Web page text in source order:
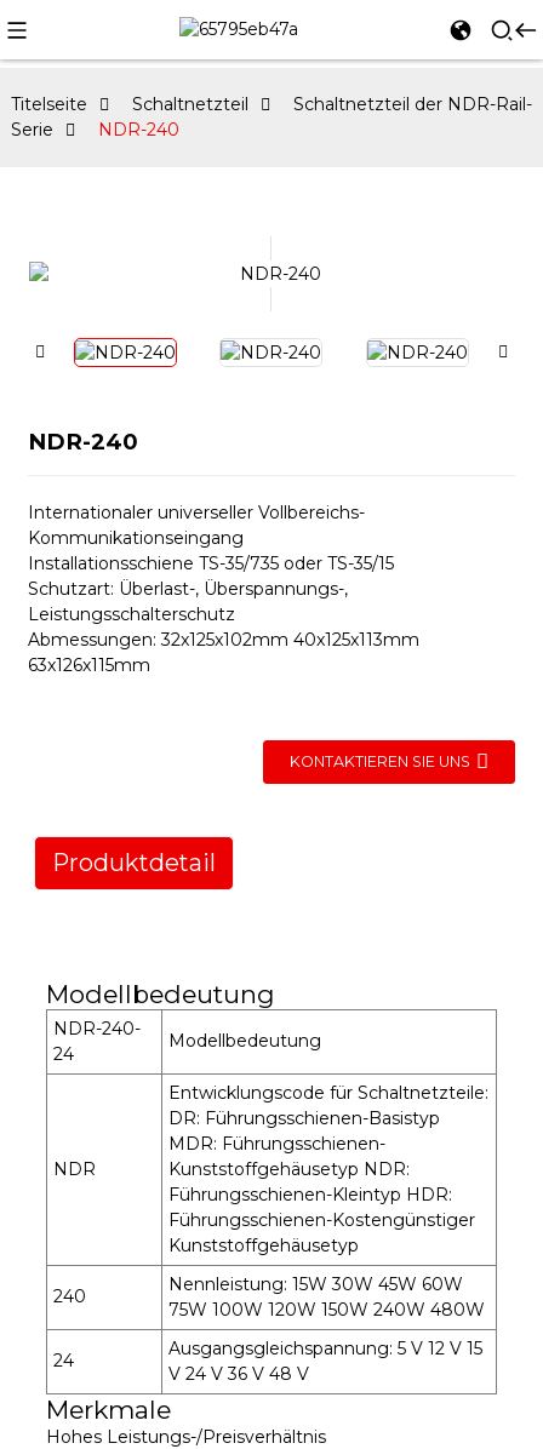
Titelseite Schaltnetzteil
Schaltnetzteil der NDR-Rail-
Serie
NDR-240
NDR-240
Internationaler universeller Vollbereichs-
Kommunikationseingang
Installationsschiene TS-35/735 oder TS-35/15
Schutzart: Überlast-, Überspannungs-,
Leistungsschalterschutz
Abmessungen: 32x125x102mm 40x125x113mm
63x126x115mm
KONTAKTIEREN SIE UNS
Produktdetail
Modellbedeutung
NDR-240-
24
Modellbedeutung
NDR
Entwicklungscode für Schaltnetzteile:
DR: Führungsschienen-Basistyp
MDR: Führungsschienen-
Kunststoffgehäusetyp NDR:
Führungsschienen-Kleintyp HDR:
Führungsschienen-Kostengünstiger
Kunststoffgehäusetyp
240
Nennleistung: 15W 30W 45W 60W
75W 100W 120W 150W 240W 480W
24
Ausgangsgleichspannung: 5 V 12 V 15
V 24 V 36 V 48 V
Merkmale
Hohes Leistungs-/Preisverhältnis